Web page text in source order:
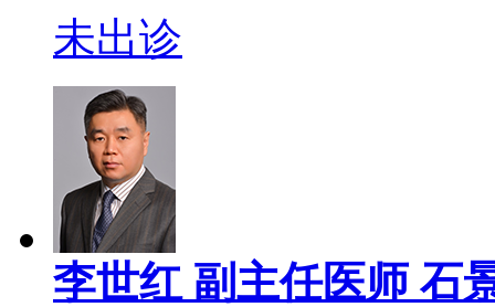
未出诊
李世红 副主任医师 石